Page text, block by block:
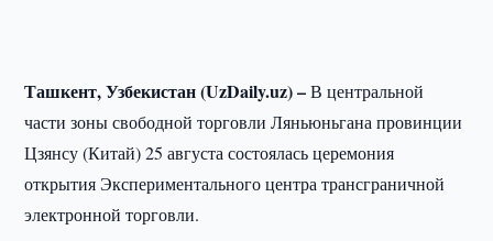
Ташкент, Узбекистан (UzDaily.uz) –В центральной
части зоны свободной торговли Ляньюньгана провинции
Цзянсу (Китай) 25 августа состоялась церемония
открытия Экспериментального центра трансграничной
электронной торговли.